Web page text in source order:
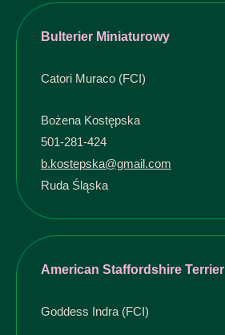
Bulterier Miniaturowy
Catori Muraco (FCI)
Bożena Kostępska
501-281-424
b.kostepska@gmail.com
Ruda Śląska
American Staffordshire Terrier
Goddess Indra (FCI)